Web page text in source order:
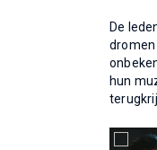
De
dromen
hun